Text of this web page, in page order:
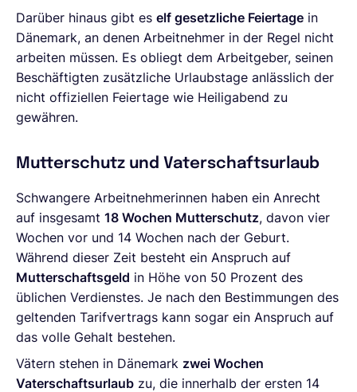
Darüber hinaus gibt es elf gesetzliche Feiertage in
Dänemark, an denen Arbeitnehmer in der Regel nicht
arbeiten müssen. Es obliegt dem Arbeitgeber, seinen
Beschäftigten zusätzliche Urlaubstage anlässlich der
nicht offiziellen Feiertage wie Heiligabend zu
gewähren.
Mutterschutz und Vaterschaftsurlaub
Schwangere Arbeitnehmerinnen haben ein Anrecht
auf insgesamt 18 Wochen Mutterschutz, davon vier
Wochen vor und 14 Wochen nach der Geburt.
Während dieser Zeit besteht ein Anspruch auf
Mutterschaftsgeld in Höhe von 50 Prozent des
üblichen Verdienstes. Je nach den Bestimmungen des
geltenden Tarifvertrags kann sogar ein Anspruch auf
das volle Gehalt bestehen.
Vätern stehen in Dänemark zwei Wochen
Vaterschaftsurlaub zu, die innerhalb der ersten 14